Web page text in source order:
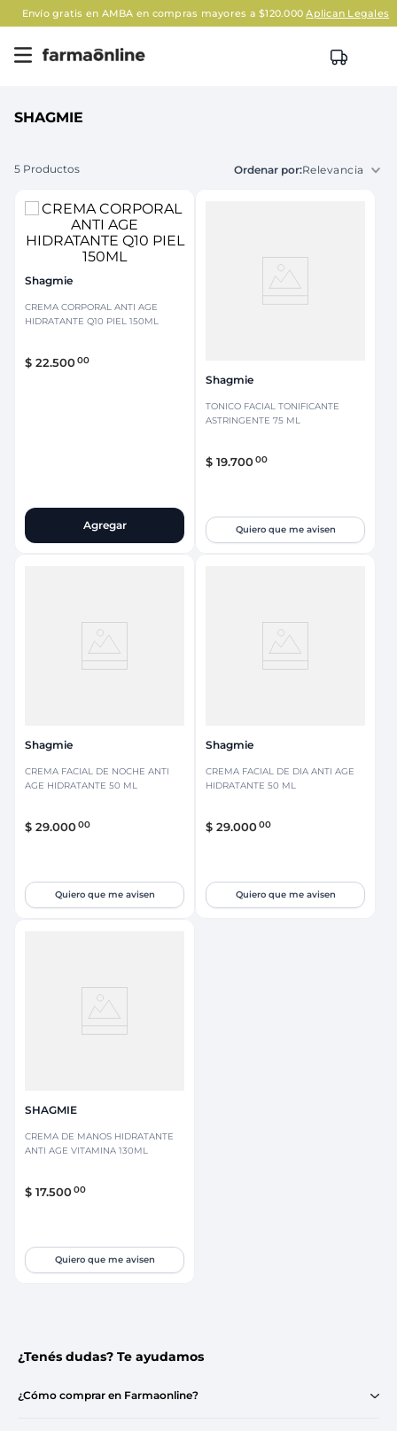
Envío gratis en AMBA en compras mayores a $120.000Aplican Legales
SHAGMIE
5 Productos Relevancia
Shagmie
CREMA CORPORAL ANTI AGE
HIDRATANTE Q10 PIEL 150ML
$ 22.50000
Agregar
Shagmie
TONICO FACIAL TONIFICANTE
ASTRINGENTE 75 ML
$ 19.70000
Quiero que me avisen
Shagmie
CREMA FACIAL DE NOCHE ANTI
AGE HIDRATANTE 50 ML
$ 29.00000
Quiero que me avisen
Shagmie
CREMA FACIAL DE DIA ANTI AGE
HIDRATANTE 50 ML
$ 29.00000
Quiero que me avisen
SHAGMIE
CREMA DE MANOS HIDRATANTE
ANTI AGE VITAMINA 130ML
$ 17.50000
Quiero que me avisen
¿Tenés dudas? Te ayudamos
¿Cómo comprar en Farmaonline?